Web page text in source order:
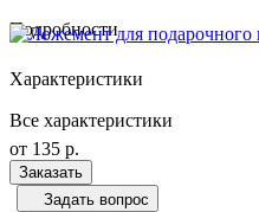
Подробности
Характеристики
Все характеристики
от 135 р.
Заказать
Задать вопрос